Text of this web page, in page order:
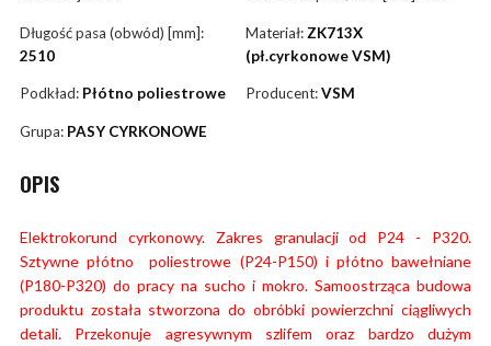
Długość pasa (obwód) [mm]:
2510
Materiał: ZK713X
(pł.cyrkonowe VSM)
Podkład: Płótno poliestrowe Producent:VSM
Grupa: PASY CYRKONOWE
OPIS
Elektrokorund cyrkonowy. Zakres granulacji od P24 - P320.
Sztywne płótno poliestrowe (P24-P150) i płótno bawełniane
(P180-P320) do pracy na sucho i mokro. Samoostrząca budowa
produktu została stworzona do obróbki powierzchni ciągliwych
detali. Przekonuje agresywnym szlifem oraz bardzo dużym